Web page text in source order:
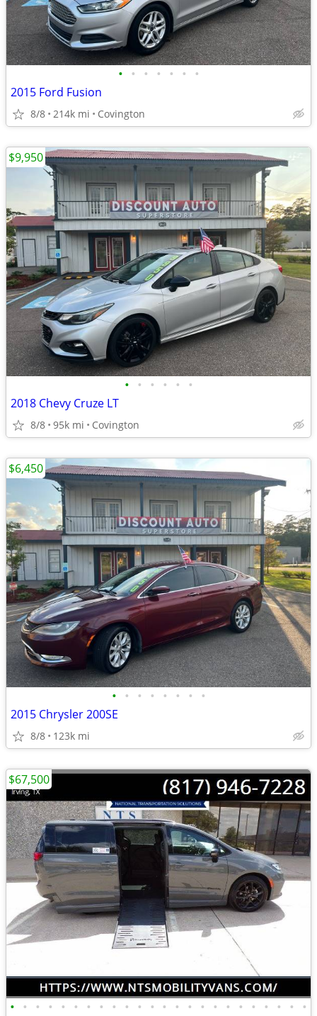
• • • • • • •
2015 Ford Fusion
8/8 214k mi Covington
• • • • • •
2018 Chevy Cruze LT
8/8 95k mi Covington
$9,950
• • • • • • • •
2015 Chrysler 200SE
8/8 123k mi
$6,450
• • • • • • • • • • • • • • • • • • • • • • • •
$67,500